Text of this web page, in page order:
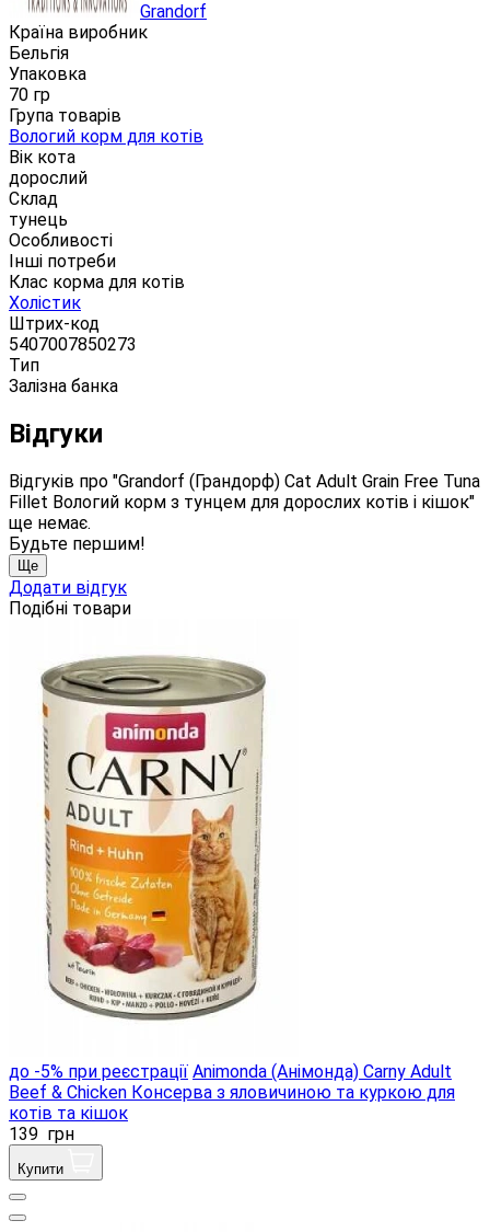
Grandorf
Країна виробник
Бельгія
Упаковка
70 гр
Група товарів
Вологий корм для котів
Вік кота
дорослий
Склад
тунець
Особливості
Інші потреби
Клас корма для котів
Холістик
Штрих-код
5407007850273
Тип
Залізна банка
Відгуки
Відгуків про "Grandorf (Грандорф) Cat Adult Grain Free Tuna
Fillet Вологий корм з тунцем для дорослих котів і кішок"
ще немає.
Будьте першим!
Ще
Додати відгук
Подібні товари
до -5% при реєстрації Animonda (Анімонда) Carny Adult
Beef & Chicken Консерва з яловичиною та куркою для
котів та кішок
139 грн
Купити